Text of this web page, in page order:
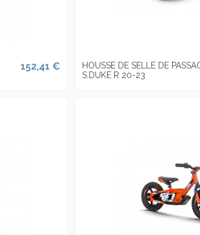
152,41 €
HOUSSE DE SELLE DE
S.DUKE R 20-23